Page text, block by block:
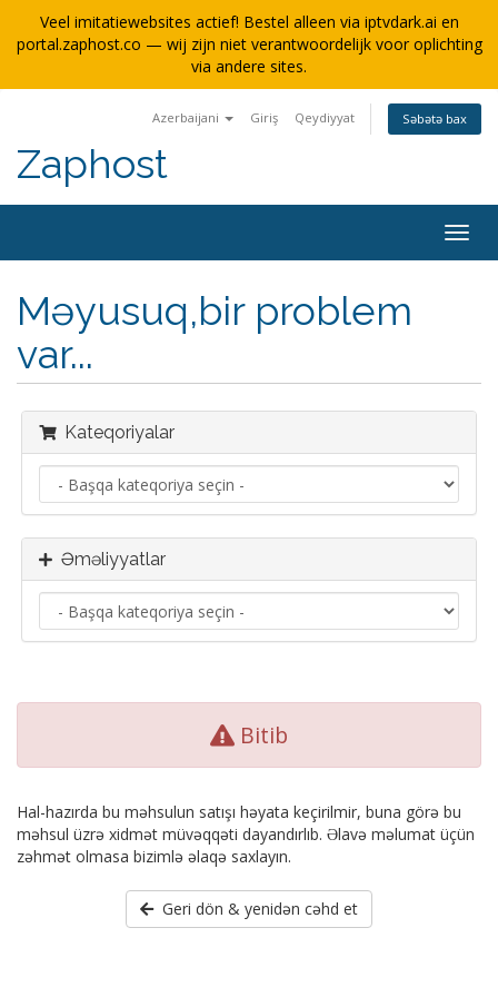
Veel imitatiewebsites actief! Bestel alleen via iptvdark.ai en
portal.zaphost.co — wij zijn niet verantwoordelijk voor oplichting
via andere sites.
Azerbaijani Giriş Qeydiyyat Səbətə bax
Zaphost
keçid
Məyusuq,bir problem
var...
Kateqoriyalar
Əməliyyatlar
Bitib
Hal-hazırda bu məhsulun satışı həyata keçirilmir, buna görə bu
məhsul üzrə xidmət müvəqqəti dayandırlıb. Əlavə məlumat üçün
zəhmət olmasa bizimlə əlaqə saxlayın.
Geri dön & yenidən cəhd et